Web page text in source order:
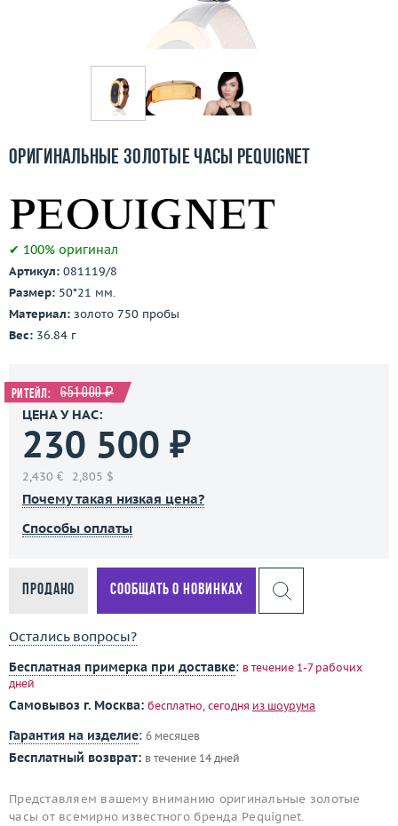
3D-тур по шоуруму
Оригинальные золотые часы Pequignet
✔ 100% оригинал
Артикул: 081119/8
Размер: 50*21 мм.
Материал: золото 750 пробы
Вес: 36.84 г
Ритейл: 651 000 ₽
ЦЕНА У НАС:
230 500 ₽
2,430 € 2,805 $
Почему такая низкая цена?
Способы оплаты
Продано Сообщать о новинках
Остались вопросы?
Бесплатная примерка при доставке: в течение 1-7 рабочих
дней
Самовывоз г. Москва: бесплатно, сегодня из шоурума
Гарантия на изделие: 6 месяцев
Бесплатный возврат: в течение 14 дней
Представляем вашему вниманию оригинальные золотые
часы от всемирно известного бренда Pequignet.